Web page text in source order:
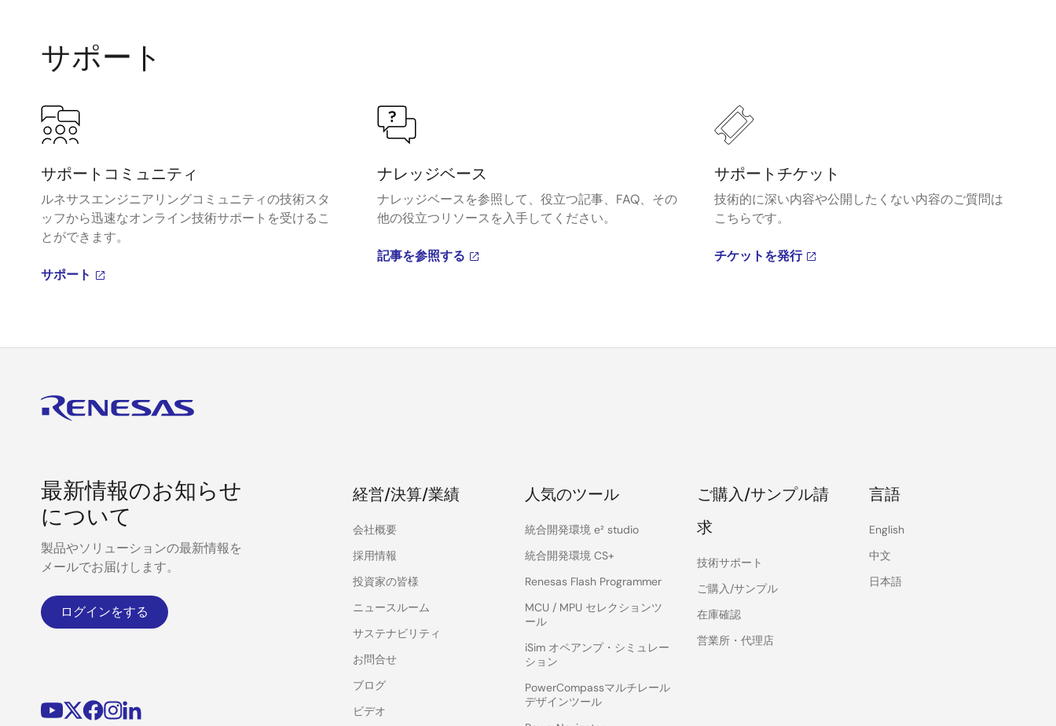
サポート
サポートコミュニティ
ルネサスエンジニアリングコミュニティの技術スタ
ッフから迅速なオンライン技術サポートを受けるこ
とができます。
サポート
ナレッジベース
ナレッジベースを参照して、役立つ記事、FAQ、その
他の役立つリソースを入手してください。
記事を参照する
サポートチケット
技術的に深い内容や公開したくない内容のご質問は
こちらです。
チケットを発行
最新情報のお知らせ
について
製品やソリューションの最新情報を
メールでお届けします。
ログインをする
経営/決算/業績
会社概要
採用情報
投資家の皆様
ニュースルーム
サステナビリティ
お問合せ
ブログ
ビデオ
人気のツール
統合開発環境 e² studio
統合開発環境 CS+
Renesas Flash Programmer
MCU / MPU セレクションツ
ール
iSim オペアンプ・シミュレー
ション
PowerCompassマルチレール
デザインツール
ご購入/サンプル請
求
技術サポート
ご購入/サンプル
在庫確認
営業所・代理店
言語
English
中文
日本語